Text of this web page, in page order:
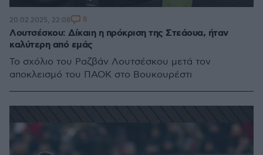
Λουτσέσκου: Δίκαιη η πρόκριση της Στεάουα, ήταν
καλύτερη από εμάς
To σχόλιο του Ραζβάν Λουτσέσκου μετά τον
αποκλεισμό του ΠΑΟΚ στο Βουκουρέστι
20.02.2025, 22:08 8